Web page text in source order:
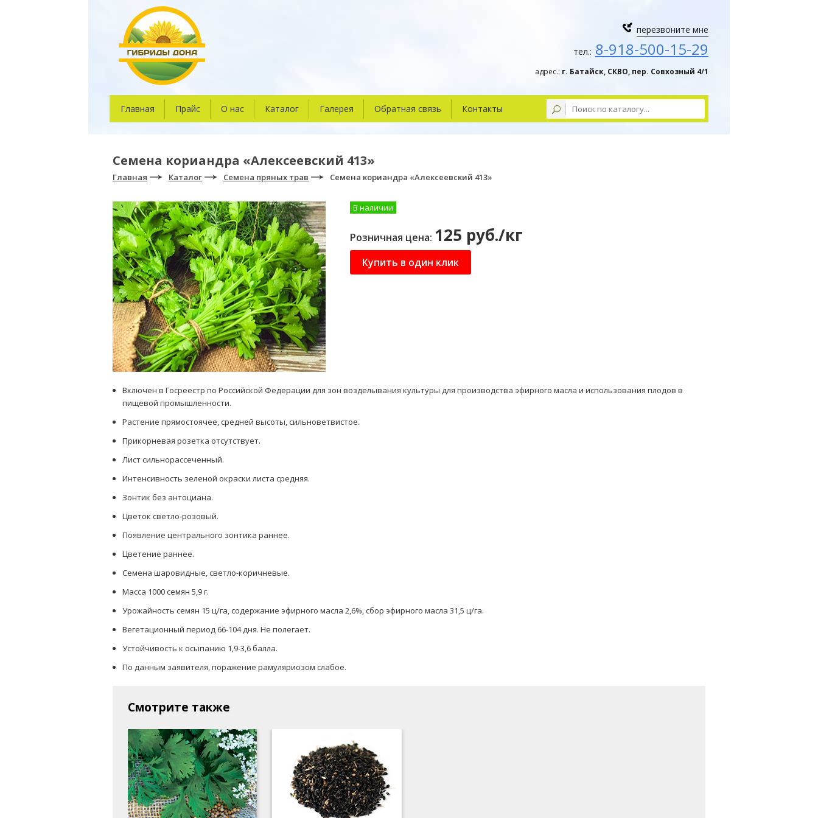
перезвоните мне
тел.: 8-918-500-15-29
адрес.: г. Батайск, СКВО, пер. Совхозный 4/1
Главная Прайс О нас Каталог Галерея Обратная связь Контакты
Семена кориандра «Алексеевский 413»
Главная Каталог Семена пряных трав Семена кориандра «Алексеевский 413»
В наличии
Розничная цена: 125 руб./кг
Купить в один клик
Включен в Госреестр по Российской Федерации для зон возделывания культуры для производства эфирного масла и использования плодов в
пищевой промышленности.
Растение прямостоячее, средней высоты, сильноветвистое.
Прикорневая розетка отсутствует.
Лист сильнорассеченный.
Интенсивность зеленой окраски листа средняя.
Зонтик без антоциана.
Цветок светло-розовый.
Появление центрального зонтика раннее.
Цветение раннее.
Семена шаровидные, светло-коричневые.
Масса 1000 семян 5,9 г.
Урожайность семян 15 ц/га, содержание эфирного масла 2,6%, сбор эфирного масла 31,5 ц/га.
Вегетационный период 66-104 дня. Не полегает.
Устойчивость к осыпанию 1,9-3,6 балла.
По данным заявителя, поражение рамуляриозом слабое.
Смотрите также